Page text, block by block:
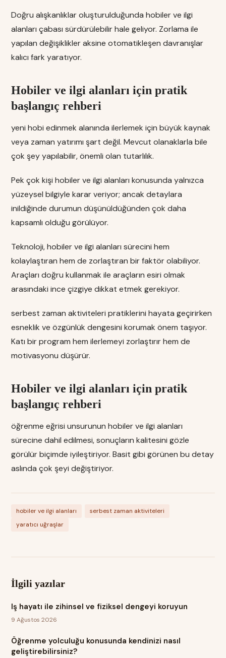
Doğru alışkanlıklar oluşturulduğunda hobiler ve ilgi
alanları çabası sürdürülebilir hale geliyor. Zorlama ile
yapılan değişiklikler aksine otomatikleşen davranışlar
kalıcı fark yaratıyor.
Hobiler ve ilgi alanları için pratik
başlangıç rehberi
yeni hobi edinmek alanında ilerlemek için büyük kaynak
veya zaman yatırımı şart değil. Mevcut olanaklarla bile
çok şey yapılabilir, önemli olan tutarlılık.
Pek çok kişi hobiler ve ilgi alanları konusunda yalnızca
yüzeysel bilgiyle karar veriyor; ancak detaylara
inildiğinde durumun düşünüldüğünden çok daha
kapsamlı olduğu görülüyor.
Teknoloji, hobiler ve ilgi alanları sürecini hem
kolaylaştıran hem de zorlaştıran bir faktör olabiliyor.
Araçları doğru kullanmak ile araçların esiri olmak
arasındaki ince çizgiye dikkat etmek gerekiyor.
serbest zaman aktiviteleri pratiklerini hayata geçirirken
esneklik ve özgünlük dengesini korumak önem taşıyor.
Katı bir program hem ilerlemeyi zorlaştırır hem de
motivasyonu düşürür.
Hobiler ve ilgi alanları için pratik
başlangıç rehberi
öğrenme eğrisi unsurunun hobiler ve ilgi alanları
sürecine dahil edilmesi, sonuçların kalitesini gözle
görülür biçimde iyileştiriyor. Basit gibi görünen bu detay
aslında çok şeyi değiştiriyor.
hobiler ve ilgi alanları
serbest zaman aktiviteleri
yaratıcı uğraşlar
İlgili yazılar
Iş hayatı ile zihinsel ve fiziksel dengeyi koruyun
9 Ağustos 2026
Öğrenme yolculuğu konusunda kendinizi nasıl
geliştirebilirsiniz?